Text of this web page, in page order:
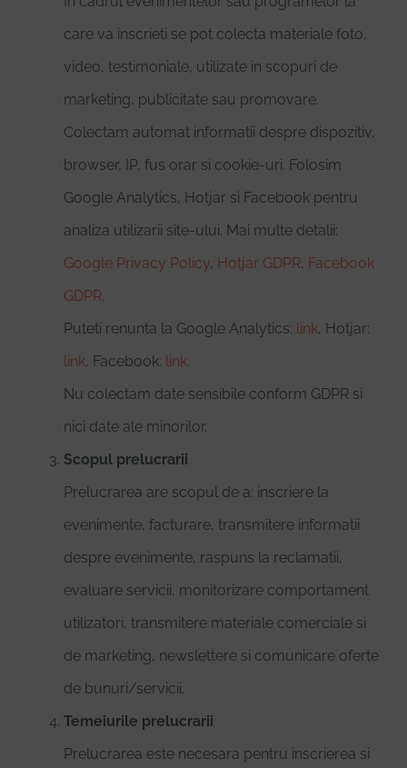
care va inscrieti se pot colecta materiale foto,
video, testimoniale, utilizate in scopuri de
marketing, publicitate sau promovare.
Colectam automat informatii despre dispozitiv,
browser, IP, fus orar si cookie-uri. Folosim
Google Analytics, Hotjar si Facebook pentru
analiza utilizarii site-ului. Mai multe detalii:
Google Privacy Policy, Hotjar GDPR, Facebook
GDPR.
Puteti renunta la Google Analytics: link, Hotjar:
link, Facebook: link.
Nu colectam date sensibile conform GDPR si
nici date ale minorilor.
Scopul prelucrarii
Prelucrarea are scopul de a: inscriere la
evenimente, facturare, transmitere informatii
despre evenimente, raspuns la reclamatii,
evaluare servicii, monitorizare comportament
utilizatori, transmitere materiale comerciale si
de marketing, newslettere si comunicare oferte
de bunuri/servicii.
Temeiurile prelucrarii
Prelucrarea este necesara pentru inscrierea si